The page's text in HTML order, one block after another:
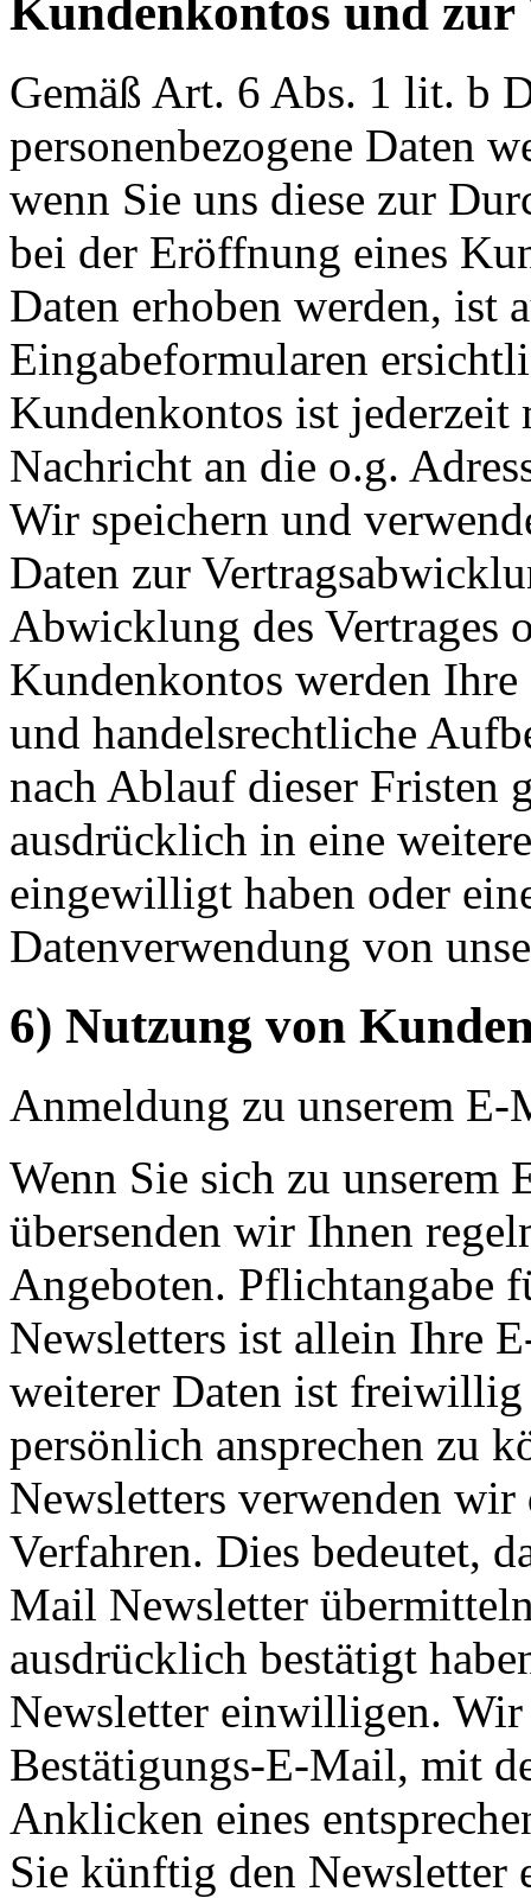
Kundenkontos und
Gemäß Art. 6 Abs. 1 lit. b
personenbezogene Daten
wenn Sie uns diese zur
bei der Eröffnung eines
Daten erhoben werden, ist
Eingabeformularen
Kundenkontos ist
Nachricht an die o.g.
Wir speichern und
Daten zur
Abwicklung des Vertrages
Kundenkontos werden
und handelsrechtliche
nach Ablauf dieser Fristen
ausdrücklich in eine
eingewilligt haben oder
Datenverwendung von
6) Nutzung von
Anmeldung zu unserem
Wenn Sie sich zu unserem
übersenden wir Ihnen
Angeboten. Pflichtangabe
Newsletters ist allein Ihre
weiterer Daten ist
persönlich ansprechen zu
Newsletters verwenden
Verfahren. Dies bedeutet,
Mail Newsletter
ausdrücklich bestätigt
Newsletter einwilligen.
Bestätigungs-E-Mail, mit
Anklicken eines
Sie künftig den Newsletter